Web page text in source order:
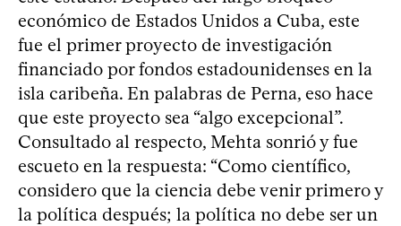
económico de Estados Unidos a Cuba, este
fue el primer proyecto de investigación
financiado por fondos estadounidenses en la
isla caribeña. En palabras de Perna, eso hace
que este proyecto sea “algo excepcional”.
Consultado al respecto, Mehta sonrió y fue
escueto en la respuesta: “Como científico,
considero que la ciencia debe venir primero y
la política después; la política no debe ser un